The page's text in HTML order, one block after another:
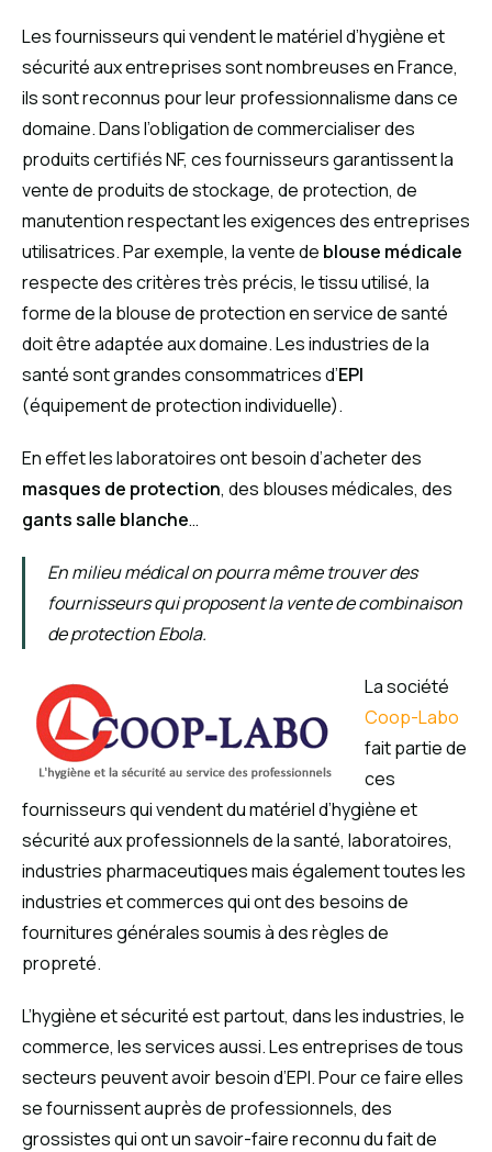
Les fournisseurs qui vendent le matériel d’hygiène et
sécurité aux entreprises sont nombreuses en France,
ils sont reconnus pour leur professionnalisme dans ce
domaine. Dans l’obligation de commercialiser des
produits certifiés NF, ces fournisseurs garantissent la
vente de produits de stockage, de protection, de
manutention respectant les exigences des entreprises
utilisatrices. Par exemple, la vente de blouse médicale
respecte des critères très précis, le tissu utilisé, la
forme de la blouse de protection en service de santé
doit être adaptée aux domaine. Les industries de la
santé sont grandes consommatrices d’EPI
(équipement de protection individuelle).
En effet les laboratoires ont besoin d’acheter des
masques de protection, des blouses médicales, des
gants salle blanche…
En milieu médical on pourra même trouver des
fournisseurs qui proposent la vente de combinaison
de protection Ebola.
La société
Coop-Labo
fait partie de
ces
fournisseurs qui vendent du matériel d’hygiène et
sécurité aux professionnels de la santé, laboratoires,
industries pharmaceutiques mais également toutes les
industries et commerces qui ont des besoins de
fournitures générales soumis à des règles de
propreté.
L’hygiène et sécurité est partout, dans les industries, le
commerce, les services aussi. Les entreprises de tous
secteurs peuvent avoir besoin d’EPI. Pour ce faire elles
se fournissent auprès de professionnels, des
grossistes qui ont un savoir-faire reconnu du fait de